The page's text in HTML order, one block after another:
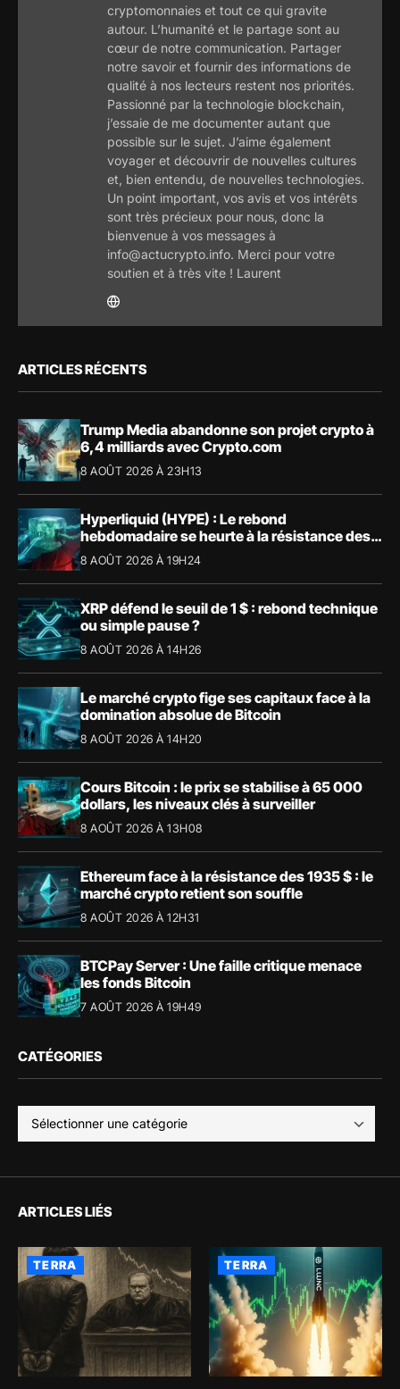
cryptomonnaies et tout ce qui gravite
autour. L’humanité et le partage sont au
cœur de notre communication. Partager
notre savoir et fournir des informations de
qualité à nos lecteurs restent nos priorités.
Passionné par la technologie blockchain,
j’essaie de me documenter autant que
possible sur le sujet. J’aime également
voyager et découvrir de nouvelles cultures
et, bien entendu, de nouvelles technologies.
Un point important, vos avis et vos intérêts
sont très précieux pour nous, donc la
bienvenue à vos messages à
info@actucrypto.info. Merci pour votre
soutien et à très vite ! Laurent
ARTICLES RÉCENTS
Trump Media abandonne son projet crypto à
6,4 milliards avec Crypto.com
8 AOÛT 2026 À 23H13
Hyperliquid (HYPE) : Le rebond
hebdomadaire se heurte à la résistance des
57,90 $
8 AOÛT 2026 À 19H24
XRP défend le seuil de 1 $ : rebond technique
ou simple pause ?
8 AOÛT 2026 À 14H26
Le marché crypto fige ses capitaux face à la
domination absolue de Bitcoin
8 AOÛT 2026 À 14H20
Cours Bitcoin : le prix se stabilise à 65 000
dollars, les niveaux clés à surveiller
8 AOÛT 2026 À 13H08
Ethereum face à la résistance des 1935 $ : le
marché crypto retient son souffle
8 AOÛT 2026 À 12H31
BTCPay Server : Une faille critique menace
les fonds Bitcoin
7 AOÛT 2026 À 19H49
CATÉGORIES
ARTICLES LIÉS
TERRA TERRA